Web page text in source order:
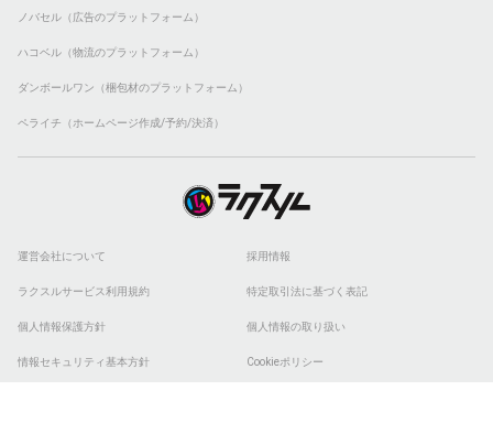
ノバセル（広告のプラットフォーム）
ハコベル（物流のプラットフォーム）
ダンボールワン（梱包材のプラットフォーム）
ペライチ（ホームページ作成/予約/決済）
運営会社について 採用情報
ラクスルサービス利用規約 特定取引法に基づく表記
個人情報保護方針 個人情報の取り扱い
情報セキュリティ基本方針 Cookieポリシー